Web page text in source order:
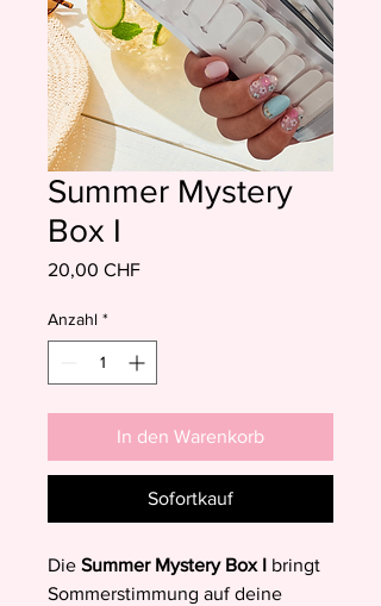
Summer Mystery
Box I
20,00 CHFPreis
Anzahl *
In den Warenkorb
Sofortkauf
Die Summer Mystery Box I bringt
Sommerstimmung auf deine